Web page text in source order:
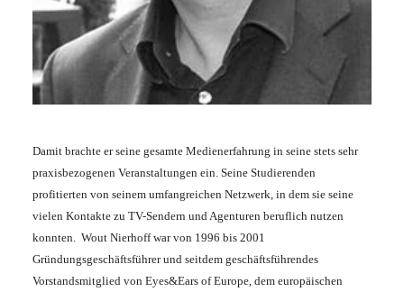
Damit brachte er seine gesamte Medienerfahrung in seine stets sehr
praxisbezogenen Veranstaltungen ein. Seine Studierenden
profitierten von seinem umfangreichen Netzwerk, in dem sie seine
vielen Kontakte zu TV-Sendern und Agenturen beruflich nutzen
konnten. Wout Nierhoff war von 1996 bis 2001
Gründungsgeschäftsführer und seitdem geschäftsführendes
Vorstandsmitglied von Eyes&Ears of Europe, dem europäischen
Zweck:
Für performante Seitenauslieferung wird in diesem Cookie
gespeichert, ob man eingeloggt ist.
Name:
site-language-preference
Zweck:
Das Cookie speichert die gewählte Sprache der Website.
Cookie Laufzeit:
30 Tage